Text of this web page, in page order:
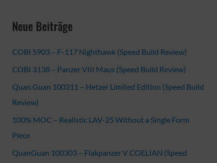
Neue Beiträge
COBI 5903 – F-117 Nighthawk (Speed Build Review)
COBI 3138 – Panzer VIII Maus (Speed Build Review)
Quan Guan 100311 – Hetzer Limited Edition (Speed Build
Review)
100% MOC – Realistic LAV-25 Without a Single Form
Piece
QuanGuan 100303 – Flakpanzer V COELIAN (Speed